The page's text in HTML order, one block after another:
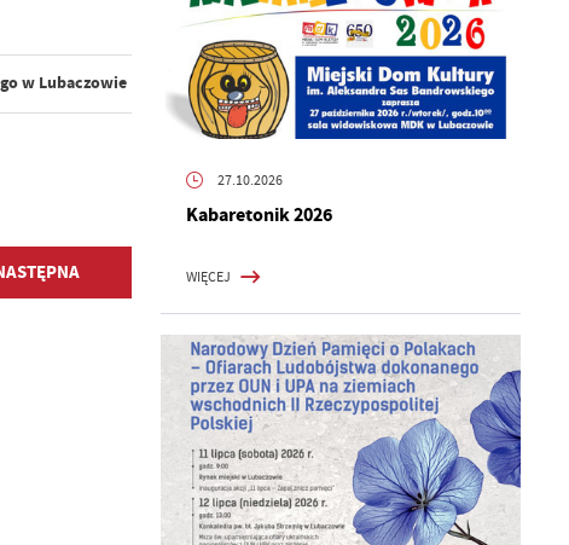
w Lubaczowie
27.10.2026
Kabaretonik 2026
WIĘCEJ